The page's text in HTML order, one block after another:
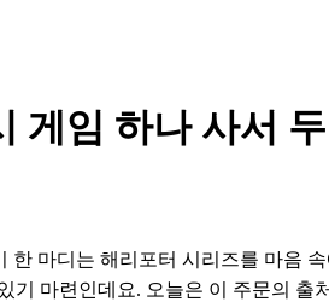
게임 하나 사서
마디는 해리포터 시리즈를 마음
마련인데요. 오늘은 이 주문의